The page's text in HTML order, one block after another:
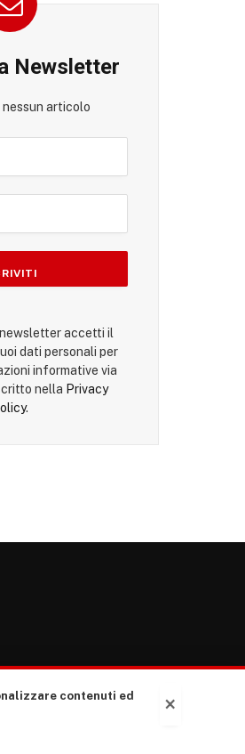
Newsletter
nessun articolo
accetti il
dati personali per
informative via
nella Privacy
.
×
contenuti ed